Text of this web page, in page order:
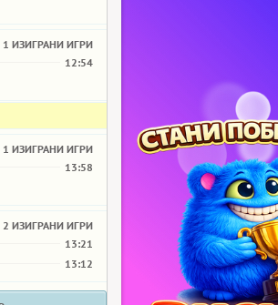
1 ИЗИГРАНИ ИГРИ
12:54
1 ИЗИГРАНИ ИГРИ
13:58
2 ИЗИГРАНИ ИГРИ
13:21
13:12